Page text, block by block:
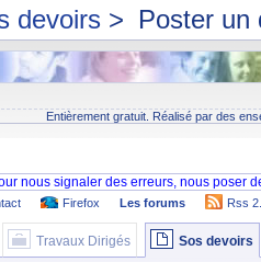
devoirs > Poster un
Entièrement gratuit. Réalisé par des
Firefox Les forums Rss
Travaux Dirigés Sos devoirs